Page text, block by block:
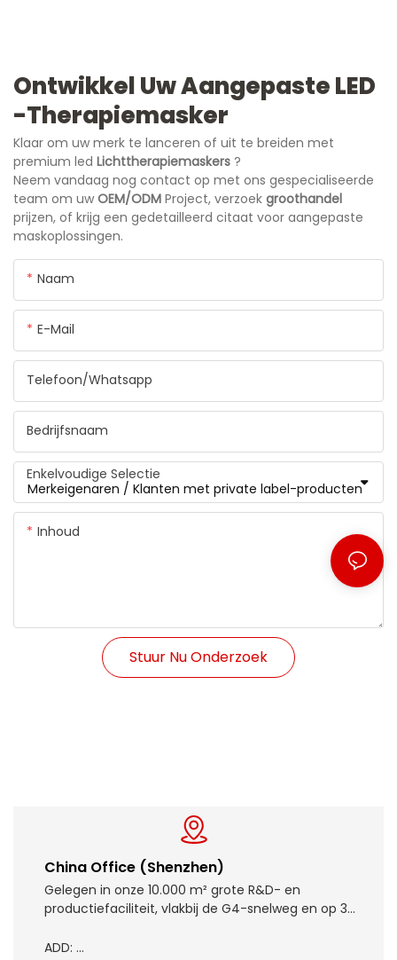
Ontwikkel Uw Aangepaste LED
-therapiemasker
Klaar om uw merk te lanceren of uit te breiden met
premium led Lichttherapiemaskers ?
Neem vandaag nog contact op met ons gespecialiseerde
team om uw OEM/ODM Project, verzoek groothandel
prijzen, of krijg een gedetailleerd citaat voor aangepaste
maskoplossingen.
Naam
E-Mail
Telefoon/whatsapp
Bedrijfsnaam
Enkelvoudige Selectie
Inhoud
Stuur Nu Onderzoek
China Office (Shenzhen)
Gelegen in onze 10.000 m² grote R&D- en
productiefaciliteit, vlakbij de G4-snelweg en op 3
Bao'an.
ADD: